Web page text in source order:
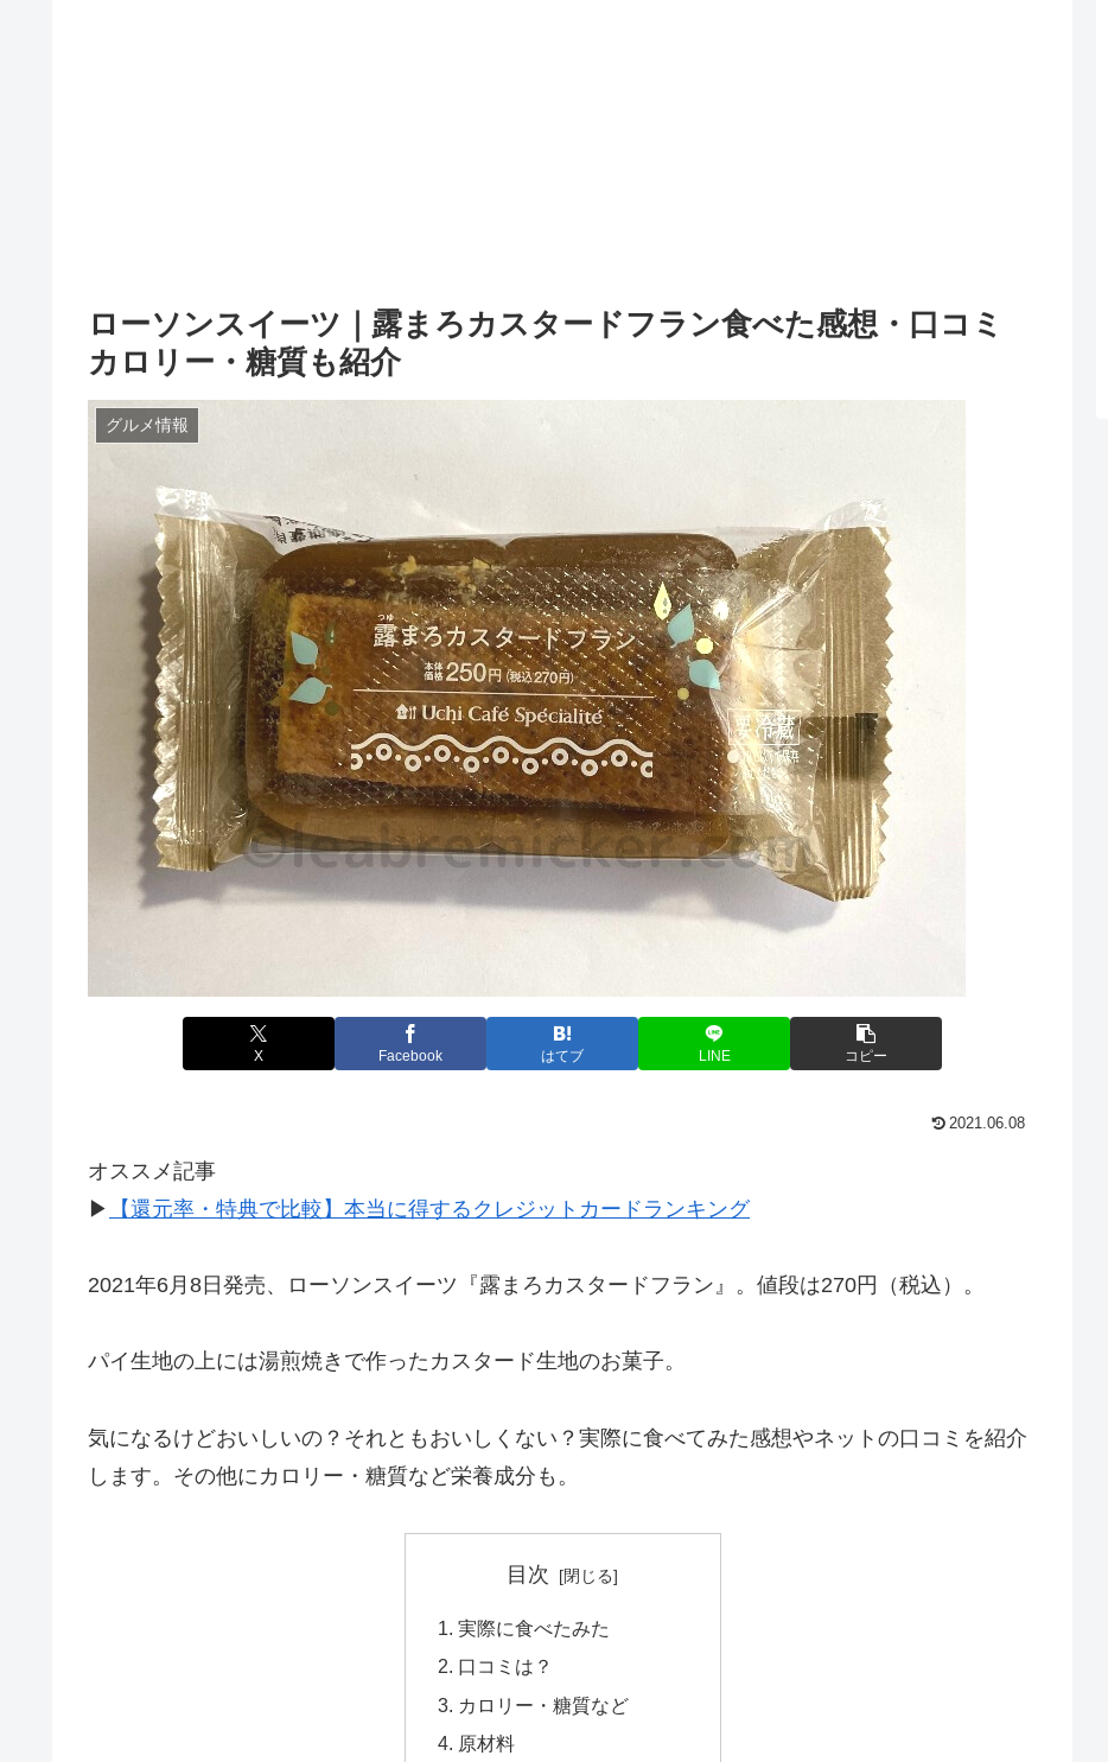
ローソンスイーツ｜露まろカスタードフラン食べた感想・口コミ
カロリー・糖質も紹介
グルメ情報
X Facebook はてブ LINE コピー
2021.06.08
オススメ記事
▶
【還元率・特典で比較】本当に得するクレジットカードランキング
2021年6月8日発売、ローソンスイーツ『露まろカスタードフラン』。値段は270円（税込）。
パイ生地の上には湯煎焼きで作ったカスタード生地のお菓子。
気になるけどおいしいの？それともおいしくない？実際に食べてみた感想やネットの口コミを紹介
します。その他にカロリー・糖質など栄養成分も。
目次
実際に食べたみた
口コミは？
カロリー・糖質など
原材料